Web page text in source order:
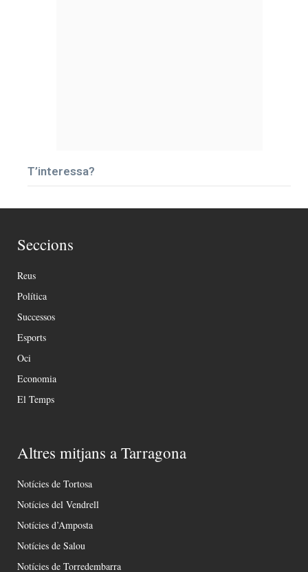
T’interessa?
Seccions
Reus
Política
Successos
Esports
Oci
Economia
El Temps
Altres mitjans a Tarragona
Notícies de Tortosa
Notícies del Vendrell
Notícies d’Amposta
Notícies de Salou
Notícies de Torredembarra